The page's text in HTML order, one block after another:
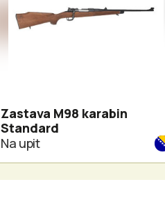
Zastava M98 karabin
Standard
Na upit